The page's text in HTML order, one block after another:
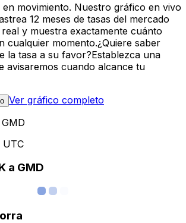
en movimiento. Nuestro gráfico en vivo
12 meses de tasas del mercado
y muestra exactamente cuánto
cualquier momento.¿Quiere saber
la tasa a su favor?Establezca una
avisaremos cuando alcance tu
Ver gráfico completo
UTC
a GMD